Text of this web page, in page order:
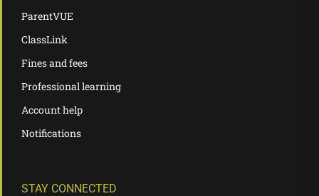
ParentVUE
ClassLink
Fines and fees
Professional learning
Account help
Notifications
STAY CONNECTED